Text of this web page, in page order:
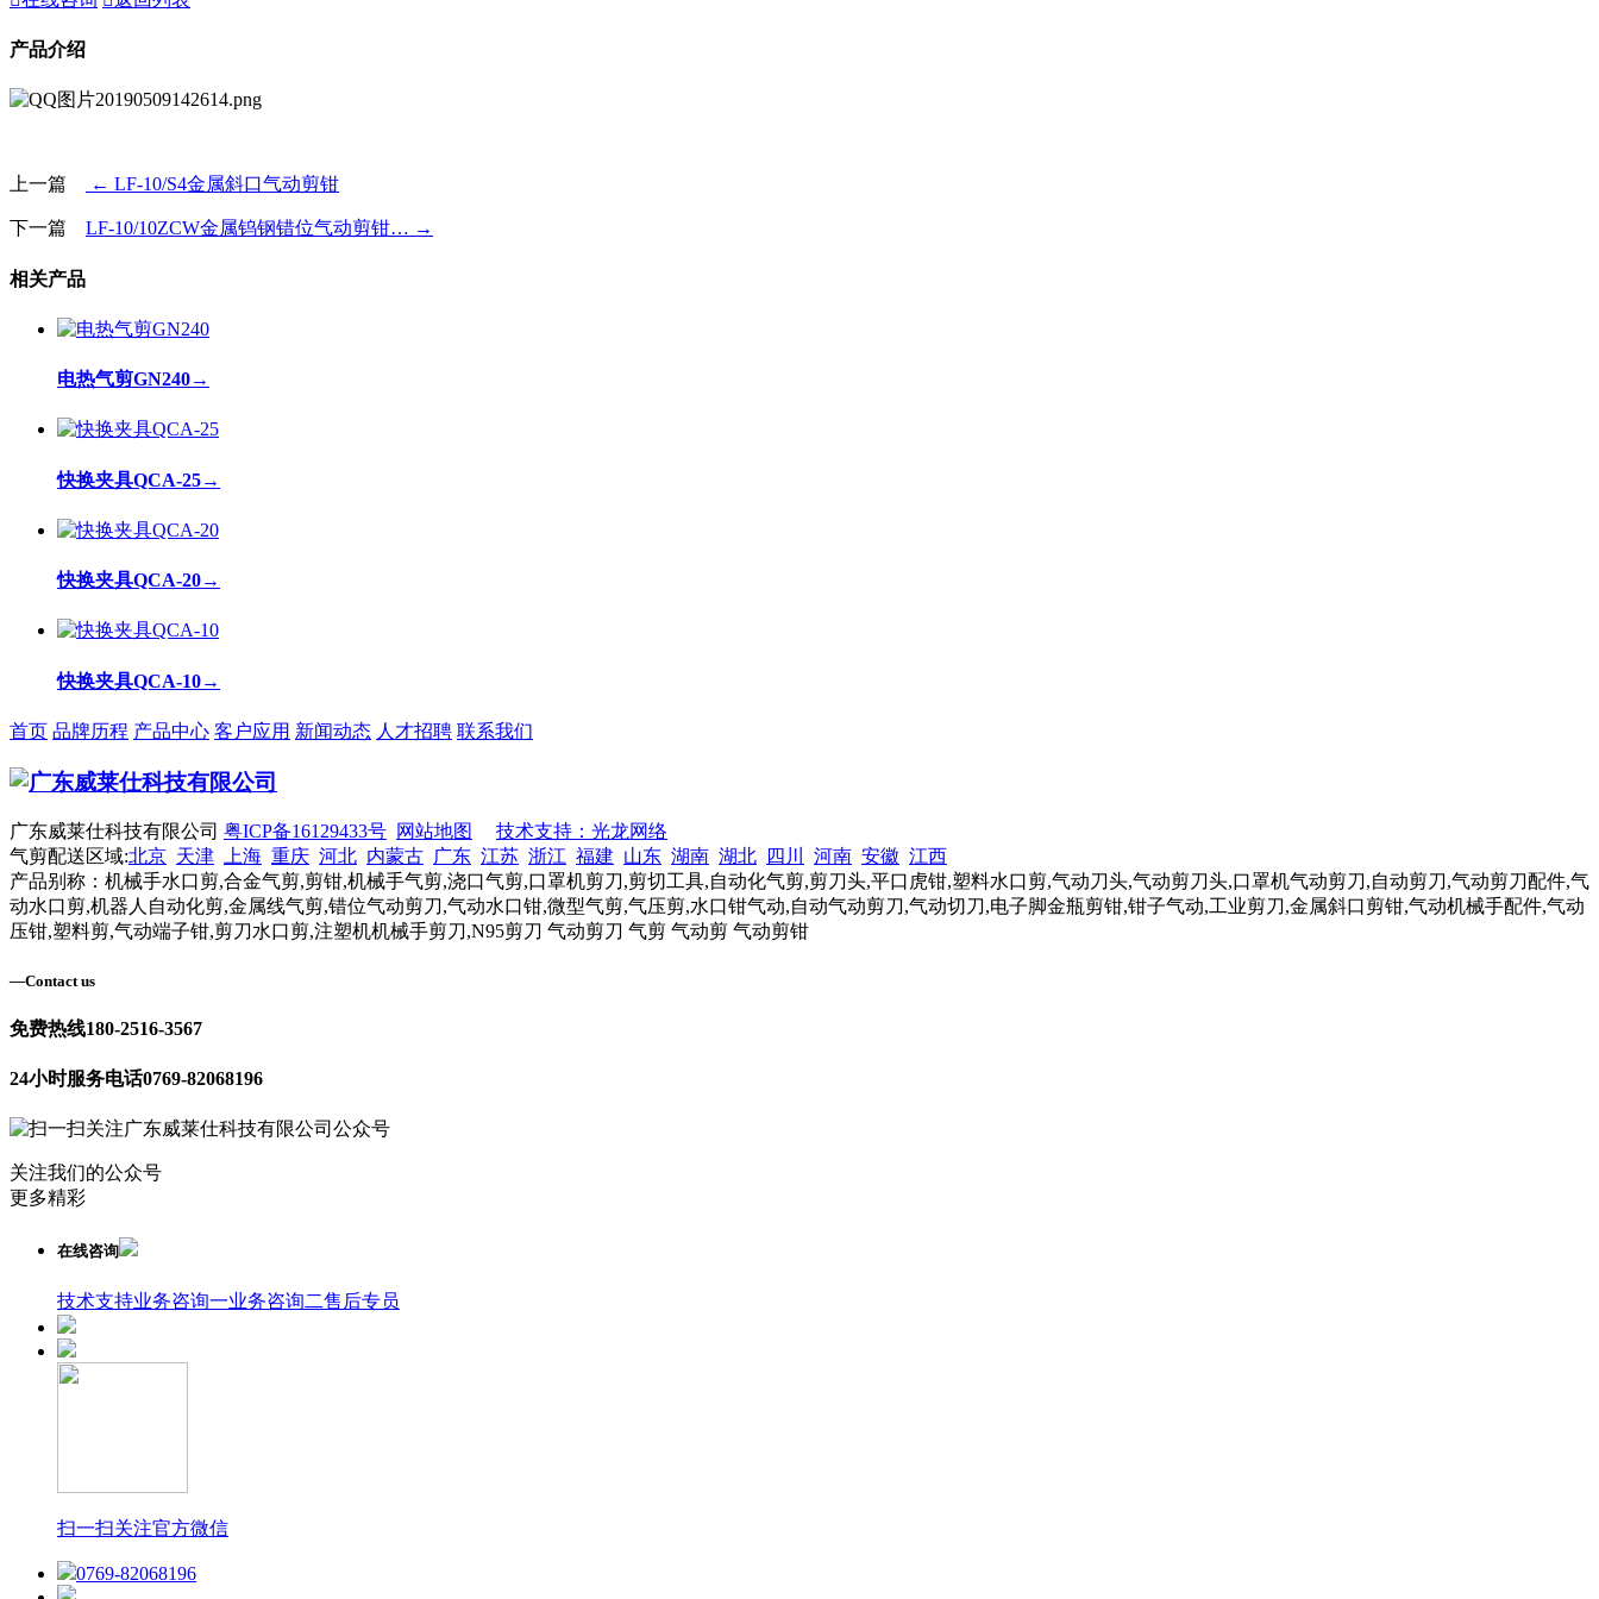
产品介绍
上一篇 ← LF-10/S4金属斜口气动剪钳
下一篇 LF-10/10ZCW金属钨钢错位气动剪钳… →
相关产品
电热气剪GN240→
快换夹具QCA-25→
快换夹具QCA-20→
快换夹具QCA-10→
首页 品牌历程 产品中心 客户应用 新闻动态 人才招聘 联系我们
广东威莱仕科技有限公司 粤ICP备16129433号 网站地图
技术支持：光龙网络
气剪配送区域:北京 天津 上海 重庆 河北 内蒙古 广东 江苏 浙江 福建 山东 湖南 湖北 四川 河南 安徽 江西
产品别称：机械手水口剪,合金气剪,剪钳,机械手气剪,浇口气剪,口罩机剪刀,剪切工具,自动化气剪,剪刀头,平口虎钳,塑料水口剪,气动刀头,气动剪刀头,口罩机气动剪刀,自动剪刀,气动剪刀配件,气
动水口剪,机器人自动化剪,金属线气剪,错位气动剪刀,气动水口钳,微型气剪,气压剪,水口钳气动,自动气动剪刀,气动切刀,电子脚金瓶剪钳,钳子气动,工业剪刀,金属斜口剪钳,气动机械手配件,气动
压钳,塑料剪,气动端子钳,剪刀水口剪,注塑机机械手剪刀,N95剪刀 气动剪刀 气剪 气动剪 气动剪钳
—Contact us
免费热线180-2516-3567
24小时服务电话0769-82068196
关注我们的公众号
更多精彩
在线咨询
技术支持业务咨询一业务咨询二售后专员
扫一扫关注官方微信
0769-82068196